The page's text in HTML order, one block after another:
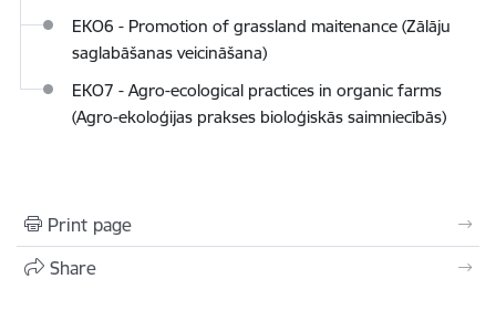
EKO6 - Promotion of grassland maitenance (Zālāju
saglabāšanas veicināšana)
EKO7 - Agro-ecological practices in organic farms
(Agro-ekoloģijas prakses bioloģiskās saimniecībās)
Print page
Share